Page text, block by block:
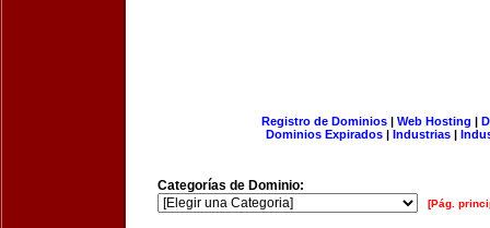
Registro de Dominios| Web Hosting |
Dominios Expirados | Industrias |
Categorías de Dominio:
[Pág.